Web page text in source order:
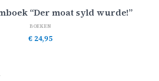
“Der moat syld wurde!”
BOEKEN
€ 24,95